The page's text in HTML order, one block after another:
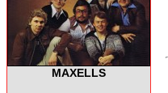
MAXELLS